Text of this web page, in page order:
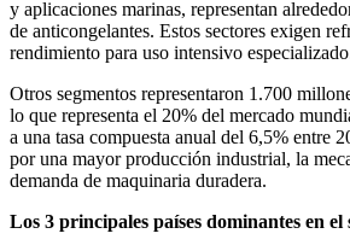
y aplicaciones marinas, representan
de anticongelantes. Estos sectores exigen
rendimiento para uso intensivo
Otros segmentos representaron 1.700
lo que representa el 20% del mercado
a una tasa compuesta anual del 6,5% entre
por una mayor producción industrial, la
demanda de maquinaria duradera.
Los 3 principales países dominantes en el